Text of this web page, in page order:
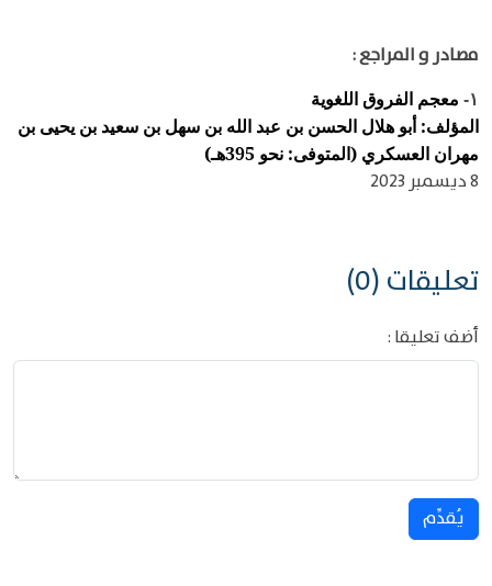
مصادر و المراجع :
١-
معجم الفروق اللغوية
المؤلف: أبو هلال الحسن بن عبد الله بن سهل بن سعيد بن يحيى بن
مهران العسكري (المتوفى: نحو 395هـ)
8 ديسمبر 2023
تعليقات (0)
أضف تعليقا :
يُقدِّم